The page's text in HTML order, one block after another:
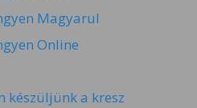
Magyarul
Online
készüljünk a kresz